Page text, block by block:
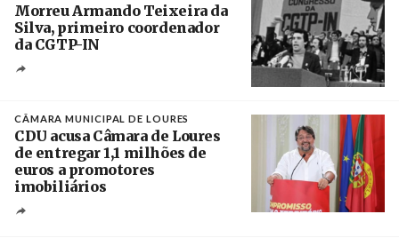
Morreu Armando Teixeira da
Silva, primeiro coordenador
da CGTP-IN
CÂMARA MUNICIPAL DE LOURES
CDU acusa Câmara de Loures
de entregar 1,1 milhões de
euros a promotores
imobiliários